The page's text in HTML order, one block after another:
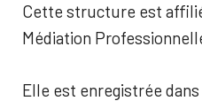
Cette structure est
Médiation
Elle est enregistrée